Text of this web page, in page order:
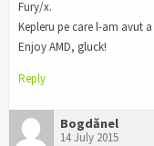
Fury/x.
Kepleru pe care l-am avut
Enjoy AMD, gluck!
Reply
Bogdănel
14 July 2015